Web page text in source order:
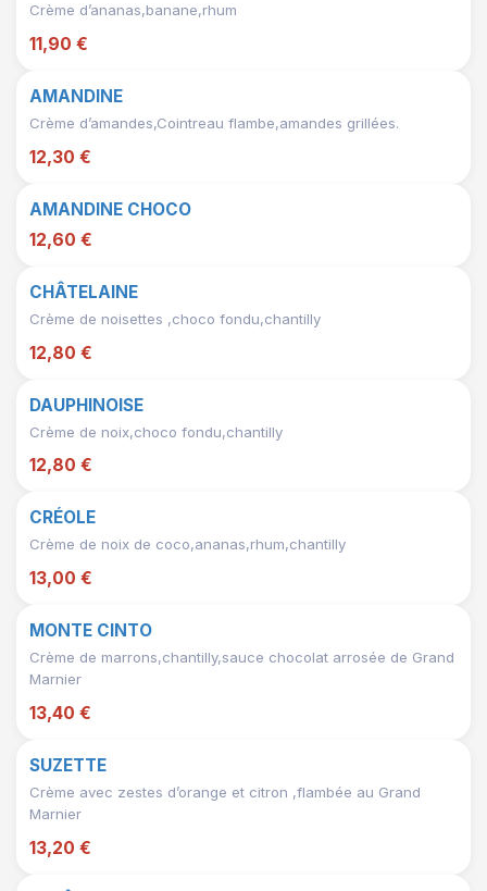
Crème d’ananas,banane,rhum
11,90 €
AMANDINE
Crème d’amandes,Cointreau flambe,amandes grillées.
12,30 €
AMANDINE CHOCO
12,60 €
CHÂTELAINE
Crème de noisettes ,choco fondu,chantilly
12,80 €
DAUPHINOISE
Crème de noix,choco fondu,chantilly
12,80 €
CRÉOLE
Crème de noix de coco,ananas,rhum,chantilly
13,00 €
MONTE CINTO
Crème de marrons,chantilly,sauce chocolat arrosée de Grand
Marnier
13,40 €
SUZETTE
Crème avec zestes d’orange et citron ,flambée au Grand
Marnier
13,20 €